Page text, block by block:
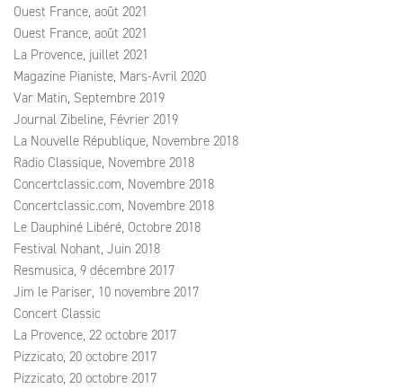
Ouest France, août 2021
Ouest France, août 2021
La Provence, juillet 2021
Magazine Pianiste, Mars-Avril 2020
Var Matin, Septembre 2019
Journal Zibeline, Février 2019
La Nouvelle République, Novembre 2018
Radio Classique, Novembre 2018
Concertclassic.com, Novembre 2018
Concertclassic.com, Novembre 2018
Le Dauphiné Libéré, Octobre 2018
Festival Nohant, Juin 2018
Resmusica, 9 décembre 2017
Jim le Pariser, 10 novembre 2017
Concert Classic
La Provence, 22 octobre 2017
Pizzicato, 20 octobre 2017
Pizzicato, 20 octobre 2017